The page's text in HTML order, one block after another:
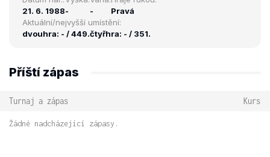
21. 6. 1988-
-
Pravá
Aktuální/nejvyšší umístění:
dvouhra: - / 449.čtyřhra: - / 351.
Příští zápas
Turnaj a zápas Kurs
Žádné nadcházející zápasy.